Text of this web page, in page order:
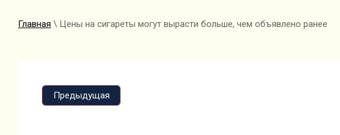
Главная \ Цены на сигареты могут вырасти больше, чем объявлено ранее
Предыдущая